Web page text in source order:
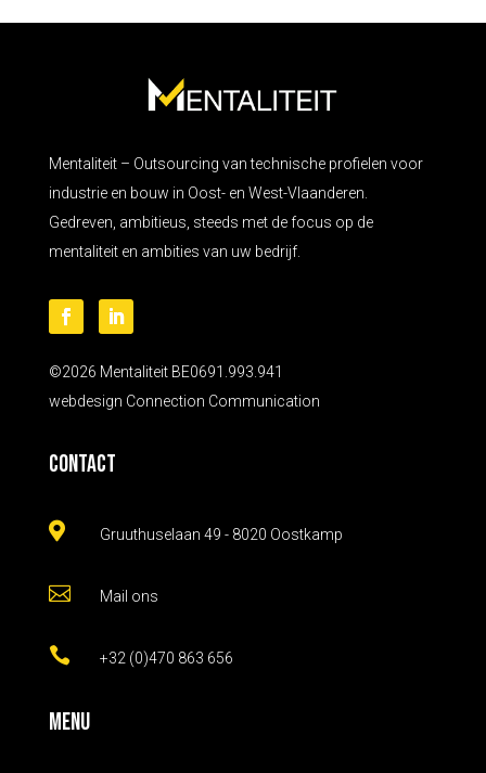
Mentaliteit – Outsourcing van technische profielen voor
industrie en bouw in Oost- en West-Vlaanderen.
Gedreven, ambitieus, steeds met de focus op de
mentaliteit en ambities van uw bedrijf.
©2026 Mentaliteit BE0691.993.941
webdesign Connection Communication
Contact
 Gruuthuselaan 49 - 8020 Oostkamp
 Mail ons
 +32 (0)470 863 656
Menu